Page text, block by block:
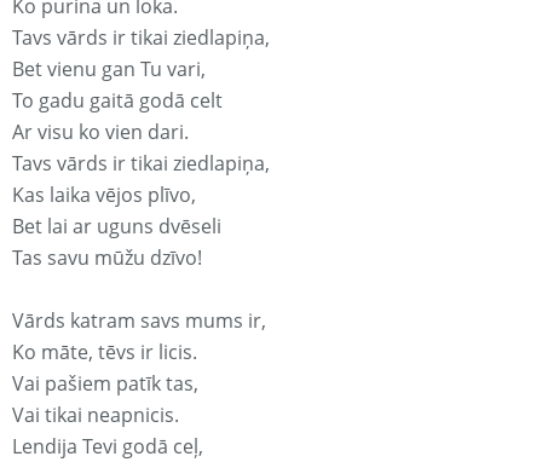
Ko purina un loka.
Tavs vārds ir tikai ziedlapiņa,
Bet vienu gan Tu vari,
To gadu gaitā godā celt
Ar visu ko vien dari.
Tavs vārds ir tikai ziedlapiņa,
Kas laika vējos plīvo,
Bet lai ar uguns dvēseli
Tas savu mūžu dzīvo!
Vārds katram savs mums ir,
Ko māte, tēvs ir licis.
Vai pašiem patīk tas,
Vai tikai neapnicis.
Lendija Tevi godā ceļ,